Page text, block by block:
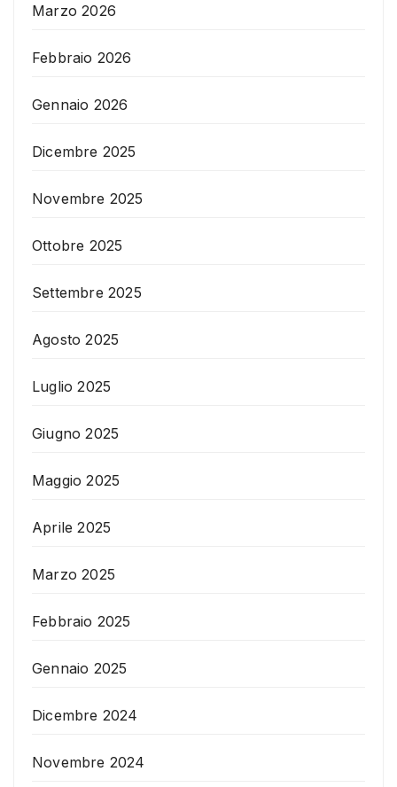
Marzo 2026
Febbraio 2026
Gennaio 2026
Dicembre 2025
Novembre 2025
Ottobre 2025
Settembre 2025
Agosto 2025
Luglio 2025
Giugno 2025
Maggio 2025
Aprile 2025
Marzo 2025
Febbraio 2025
Gennaio 2025
Dicembre 2024
Novembre 2024